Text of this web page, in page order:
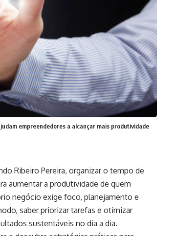
empreendedores a alcançar mais produtividade
Ribeiro Pereira, organizar o tempo de
aumentar a produtividade de quem
negócio exige foco, planejamento e
saber priorizar tarefas e otimizar
sustentáveis no dia a dia.